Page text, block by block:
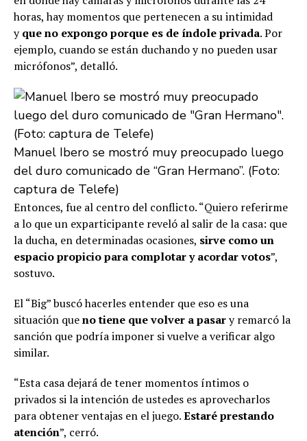
horas, hay momentos que pertenecen a su intimidad
yque no expongo porque es de índole privada. Por
ejemplo, cuando se están duchando y no pueden usar
micrófonos”, detalló.
Manuel Ibero se mostró muy preocupado luego
del duro comunicado de “Gran Hermano”. (Foto:
captura de Telefe)
Entonces, fue al centro del conflicto. “Quiero referirme
a lo que un exparticipante reveló al salir de la casa: que
la ducha, en determinadas ocasiones, sirve como un
espacio propicio para complotar y acordar votos”,
sostuvo.
El “Big” buscó hacerles entender que eso es una
situación queno tiene que volver a pasary remarcó la
sanción que podría imponer si vuelve a verificar algo
similar.
“Esta casa dejará de tener momentos íntimos o
privados si la intención de ustedes es aprovecharlos
para obtener ventajas en el juego.Estaré prestando
atención”, cerró.